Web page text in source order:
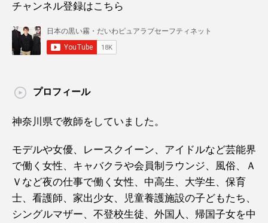
チャンネル登録はこちら
プロフィール
神奈川県で教師をしていました。
モデルや女優、レースクイーン、アイドルなど芸能界
で働く女性、キャバクラや会員制ラウンジ、風俗、Ａ
Ｖなど夜の仕事で働く女性、中高生、大学生、保育
士、看護師、家出少女、児童養護施設の子どもたち、
シングルマザー、不登校生徒、外国人、帰国子女を中